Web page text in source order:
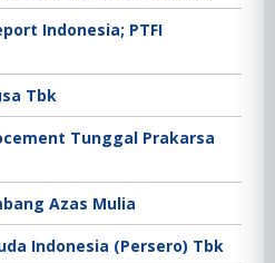
Indonesia; PTFI
Tbk
Tunggal Prakarsa
Azas Mulia
Indonesia (Persero) Tbk